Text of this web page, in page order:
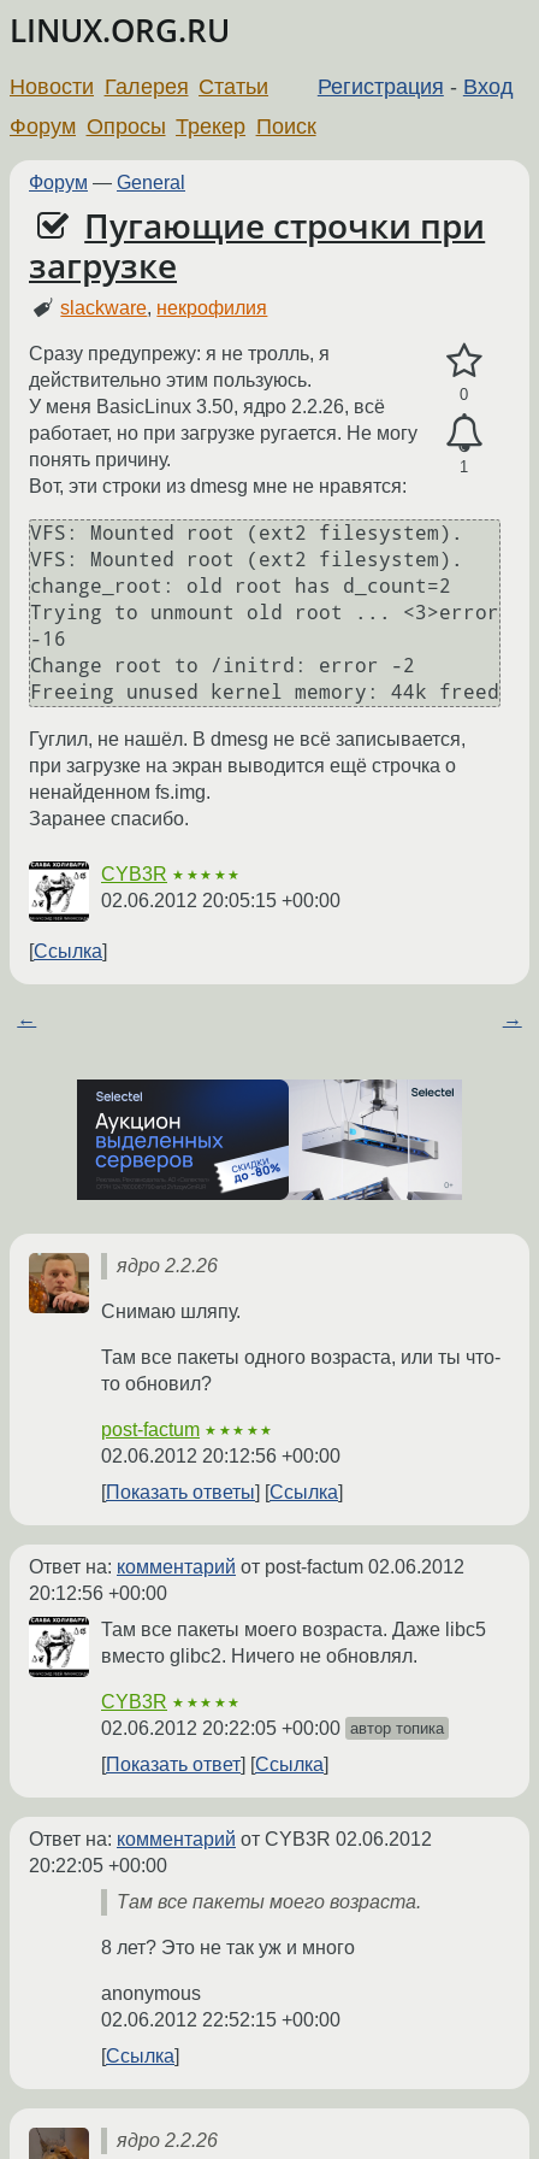
LINUX.ORG.RU
Регистрация - Вход
Новости Галерея Статьи
Форум Опросы Трекер Поиск
Форум — General
Пугающие строчки при
загрузке
slackware, некрофилия
0
1
Сразу предупрежу: я не тролль, я
действительно этим пользуюсь.
У меня BasicLinux 3.50, ядро 2.2.26, всё
работает, но при загрузке ругается. Не могу
понять причину.
Вот, эти строки из dmesg мне не нравятся:
VFS: Mounted root (ext2 filesystem).
VFS: Mounted root (ext2 filesystem).
change_root: old root has d_count=2
Trying to unmount old root ... <3>error
-16
Change root to /initrd: error -2
Freeing unused kernel memory: 44k freed
Гуглил, не нашёл. В dmesg не всё записывается,
при загрузке на экран выводится ещё строчка о
ненайденном fs.img.
Заранее спасибо.
CYB3R ★★★★★
02.06.2012 20:05:15 +00:00
Ссылка
← →
ядро 2.2.26
Снимаю шляпу.
Там все пакеты одного возраста, или ты что-
то обновил?
post-factum ★★★★★
02.06.2012 20:12:56 +00:00
Показать ответы
Ссылка
Ответ на: комментарий от post-factum 02.06.2012
20:12:56 +00:00
Там все пакеты моего возраста. Даже libc5
вместо glibc2. Ничего не обновлял.
CYB3R ★★★★★
02.06.2012 20:22:05 +00:00 автор топика
Показать ответ Ссылка
Ответ на: комментарий от CYB3R 02.06.2012
20:22:05 +00:00
Там все пакеты моего возраста.
8 лет? Это не так уж и много
anonymous
02.06.2012 22:52:15 +00:00
Ссылка
ядро 2.2.26